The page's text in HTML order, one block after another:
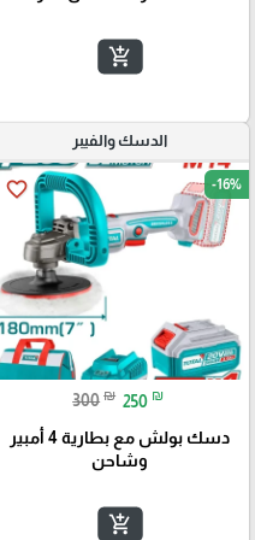
add_shopping_cart
الدسك والفيبر
favorite_border -16%
300 ₪ 250 ₪
دسك بولش مع بطارية 4 أمبير
وشاحن
add_shopping_cart